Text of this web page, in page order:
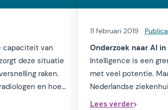
capaciteit van
deze situatie
raken.
en hoe
praktijk
11 februari 2019
Onderzoek naar AI
Intelligence is een
met veel potentie.
Nederlandse
van AI-
Lees verder